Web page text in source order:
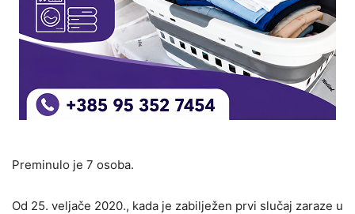
Preminulo je 7 osoba.
Od 25. veljače 2020., kada je zabilježen prvi slučaj zaraze u